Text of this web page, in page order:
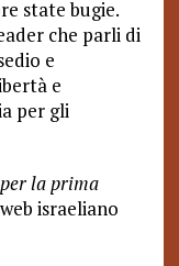
state bugie.
che parli di
e
e
per gli
la prima
israeliano